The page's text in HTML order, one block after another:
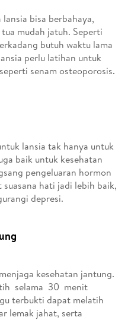
bisa berbahaya,
mudah jatuh. Seperti
butuh waktu lama
perlu latihan untuk
senam osteoporosis.
lansia tak hanya untuk
baik untuk kesehatan
pengeluaran hormon
hati jadi lebih baik,
depresi.
kesehatan jantung.
selama 30 menit
terbukti dapat melatih
lemak jahat, serta